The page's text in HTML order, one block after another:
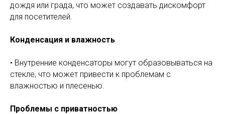
дождя или града, что может создавать дискомфорт
для посетителей.
Конденсация и влажность
• Внутренние конденсаторы могут образовываться на
стекле, что может привести к проблемам с
влажностью и плесенью.
Проблемы с приватностью